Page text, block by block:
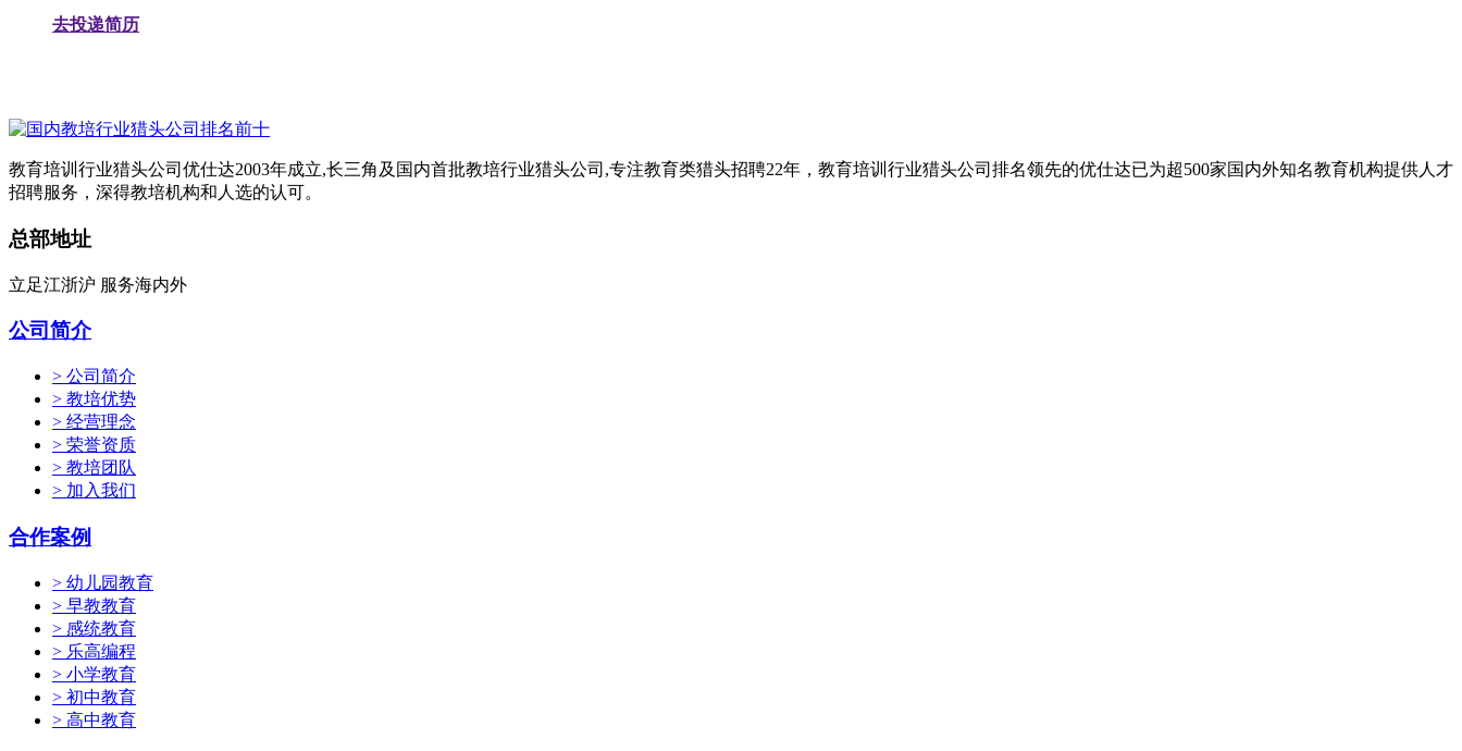
去投递简历
教育培训行业猎头公司优仕达2003年成立,长三角及国内首批教培行业猎头公司,专注教育类猎头招聘22年，教育培训行业猎头公司排名领先的优仕达已为超500家国内外知名教育机构提供人才
招聘服务，深得教培机构和人选的认可。
总部地址
立足江浙沪 服务海内外
公司简介
> 公司简介
> 教培优势
> 经营理念
> 荣誉资质
> 教培团队
> 加入我们
合作案例
> 幼儿园教育
> 早教教育
> 感统教育
> 乐高编程
> 小学教育
> 初中教育
> 高中教育